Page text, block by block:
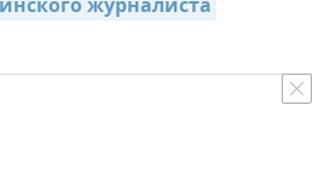
журналиста